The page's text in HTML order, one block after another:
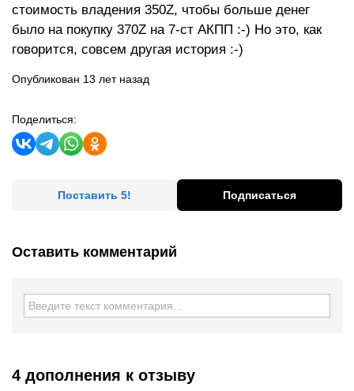
стоимость владения 350Z, чтобы больше денег
было на покупку 370Z на 7-ст АКПП :-) Но это, как
говорится, совсем другая история :-)
Опубликован 13 лет назад
Поделиться:
Поставить 5! Подписаться
Оставить комментарий
4 дополнения к отзыву